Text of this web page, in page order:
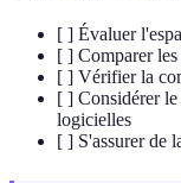
[ ] Évaluer
[ ] Comparer
[ ] Vérifier la
[ ] Considérer
logicielles
[ ] S'assurer de